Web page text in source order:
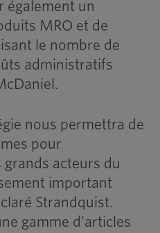
également un
MRO et de
le nombre de
administratifs
nous permettra de
pour
acteurs du
important
Strandquist.
gamme d'articles